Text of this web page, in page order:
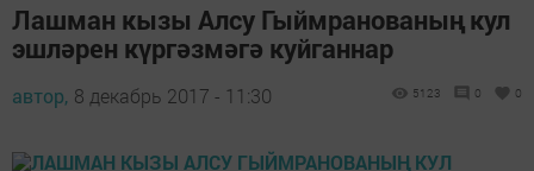
Лашман кызы Алсу Гыймранованың кул
эшләрен күргәзмәгә куйганнар
автор, 8 декабрь 2017 - 11:30 5123 0 0